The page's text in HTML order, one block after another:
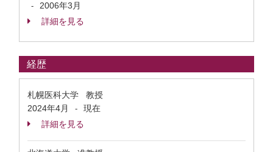
-
2006年3月
詳細を見る
経歴
札幌医科大学 教授
2024年4月
-
現在
詳細を見る